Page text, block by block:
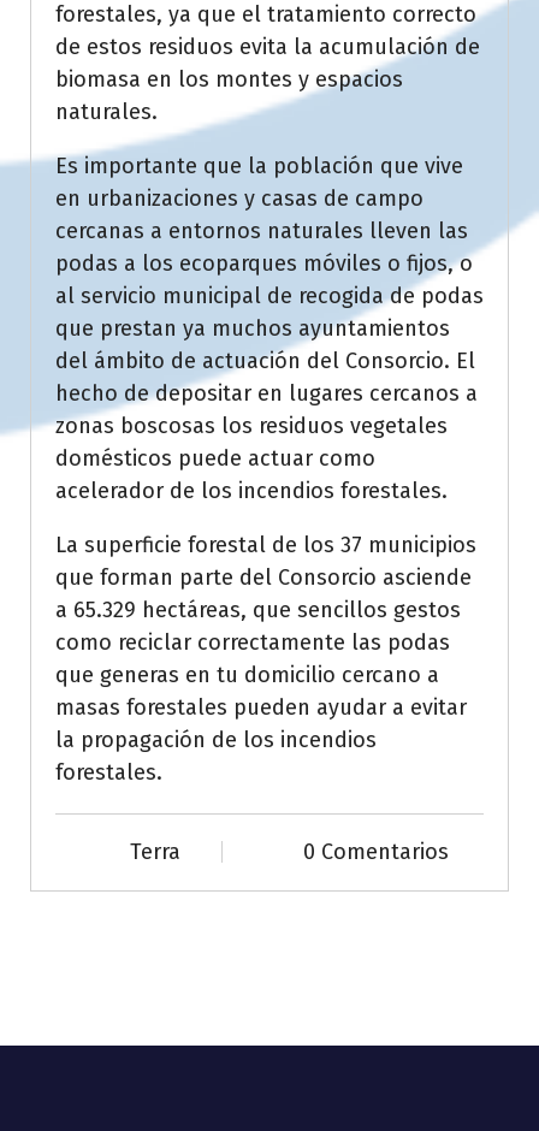
forestales, ya que el tratamiento correcto
de estos residuos evita la acumulación de
biomasa en los montes y espacios
naturales.
Es importante que la población que vive
en urbanizaciones y casas de campo
cercanas a entornos naturales lleven las
podas a los ecoparques móviles o fijos, o
al servicio municipal de recogida de podas
que prestan ya muchos ayuntamientos
del ámbito de actuación del Consorcio. El
hecho de depositar en lugares cercanos a
zonas boscosas los residuos vegetales
domésticos puede actuar como
acelerador de los incendios forestales.
La superficie forestal de los 37 municipios
que forman parte del Consorcio asciende
a 65.329 hectáreas, que sencillos gestos
como reciclar correctamente las podas
que generas en tu domicilio cercano a
masas forestales pueden ayudar a evitar
la propagación de los incendios
forestales.
Terra 0 Comentarios